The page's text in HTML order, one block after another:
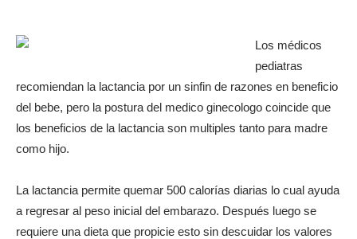
Los médicos
pediatras
recomiendan la lactancia por un sinfin de razones en beneficio
del bebe, pero la postura del medico ginecologo coincide que
los beneficios de la lactancia son multiples tanto para madre
como hijo.
La lactancia permite quemar 500 calorías diarias lo cual ayuda
a regresar al peso inicial del embarazo. Después luego se
requiere una dieta que propicie esto sin descuidar los valores